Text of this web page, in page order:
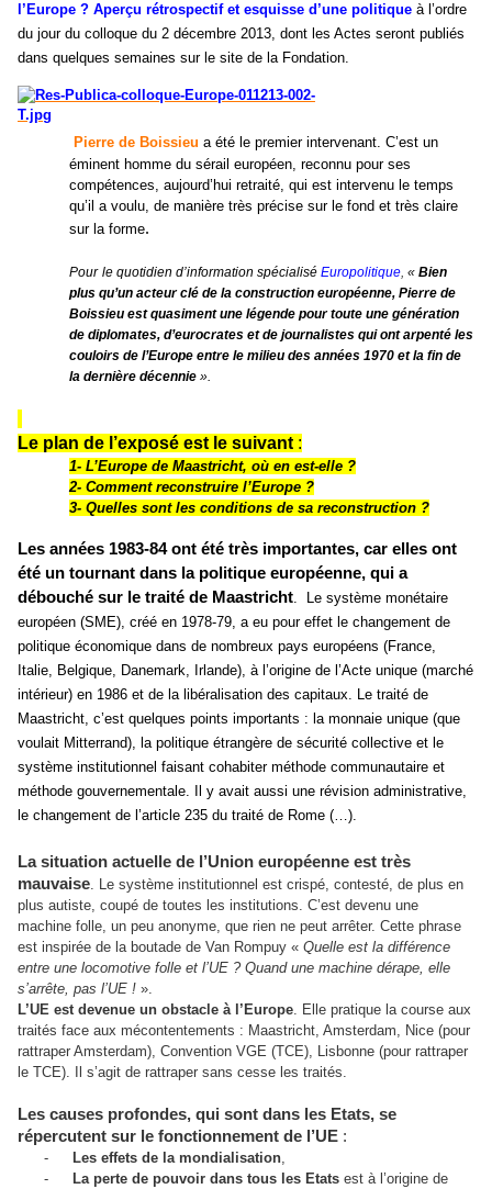
l’Europe ? Aperçu rétrospectif et esquisse d’une politique à l’ordre
du jour du colloque du 2 décembre 2013, dont les Actes seront publiés
dans quelques semaines sur le site de la Fondation.
Pierre de Boissieu a été le premier intervenant. C’est un
éminent homme du sérail européen, reconnu pour ses
compétences, aujourd’hui retraité, qui est intervenu le temps
qu’il a voulu, de manière très précise sur le fond et très claire
sur la forme.
Pour le quotidien d’information spécialisé Europolitique,«Bien
plus qu’un acteur clé de la construction européenne, Pierre de
Boissieu est quasiment une légende pour toute une génération
de diplomates, d’eurocrates et de journalistes qui ont arpenté les
couloirs de l’Europe entre le milieu des années 1970 et la fin de
la dernière décennie ».
Le plan de l’exposé est le suivant :
1- L’Europe de Maastricht, où en est-elle ?
2- Comment reconstruire l’Europe ?
3- Quelles sont les conditions de sa reconstruction ?
Les années 1983-84 ont été très importantes, car elles ont
été un tournant dans la politique européenne, qui a
débouché sur le traité de Maastricht.
Le système monétaire
européen (SME), créé en 1978-79, a eu pour effet le changement de
politique économique dans de nombreux pays européens (France,
Italie, Belgique, Danemark, Irlande), à l’origine de l’Acte unique (marché
intérieur) en 1986 et de la libéralisation des capitaux. Le traité de
Maastricht, c’est quelques points importants : la monnaie unique (que
voulait Mitterrand), la politique étrangère de sécurité collective et le
système institutionnel faisant cohabiter méthode communautaire et
méthode gouvernementale. Il y avait aussi une révision administrative,
le changement de l’article 235 du traité de Rome (…).
La situation actuelle de l’Union européenne est très
mauvaise. Le système institutionnel est crispé, contesté, de plus en
plus autiste, coupé de toutes les institutions. C’est devenu une
machine folle, un peu anonyme, que rien ne peut arrêter. Cette phrase
est inspirée de la boutade de Van Rompuy « Quelle est la différence
entre une locomotive folle et l’UE ? Quand une machine dérape, elle
s’arrête, pas l’UE ! ».
L’UE est devenue un obstacle à l’Europe. Elle pratique la course aux
traités face aux mécontentements : Maastricht, Amsterdam, Nice (pour
rattraper Amsterdam), Convention VGE (TCE), Lisbonne (pour rattraper
le TCE). Il s’agit de rattraper sans cesse les traités.
Les causes profondes, qui sont dans les Etats, se
répercutent sur le fonctionnement de l’UE :
- Les effets de la mondialisation,
-
La perte de pouvoir dans tous les Etats est à l’origine de